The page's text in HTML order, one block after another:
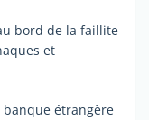
bord de la faillite
et
banque étrangère